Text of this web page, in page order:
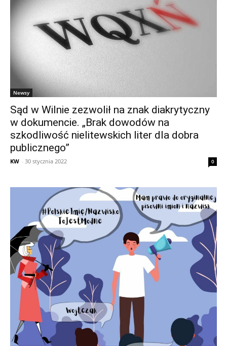
Newsy
Sąd w Wilnie zezwolił na znak diakrytyczny
w dokumencie. „Brak dowodów na
szkodliwość nielitewskich liter dla dobra
publicznego”
KW - 30 stycznia 2022 0